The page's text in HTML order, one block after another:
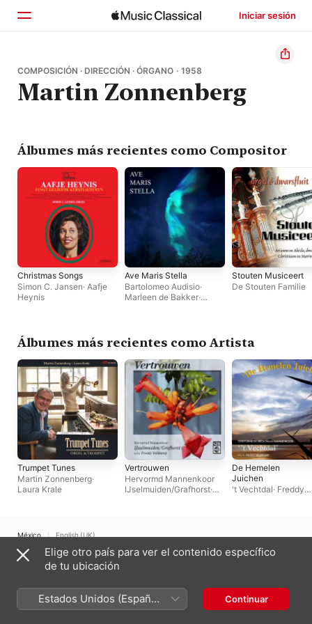
Iniciar sesión
Inicio
Explorar
COMPOSICIÓN · DIRECCIÓN · ÓRGANO · 1958
Martin Zonnenberg
Álbumes más recientes como Compositor
Christmas Songs
Simon C. Jansen· Aafje
Heynis
Ave Maris Stella
Bartolomeo Audisio·
Marleen de Bakker·
Stouten Musiceert
De Stouten Familie
Álbumes más recientes como Artista
Trumpet Tunes
Martin Zonnenberg·
Laura Krale
Vertrouwen
Hervormd Mannenkoor
IJselmuiden/Grafhorst·
De Hemelen
Juichen
't Vechtdal· Freddy
México English (UK)
Copyright © 2026 Apple Inc.
Todos los derechos reservados.
Advertencia sobre cookies
Soporte Comentarios
Elige otro país para ver el contenido específico
de tu ubicación
Estados Unidos (Español
México)
Continuar